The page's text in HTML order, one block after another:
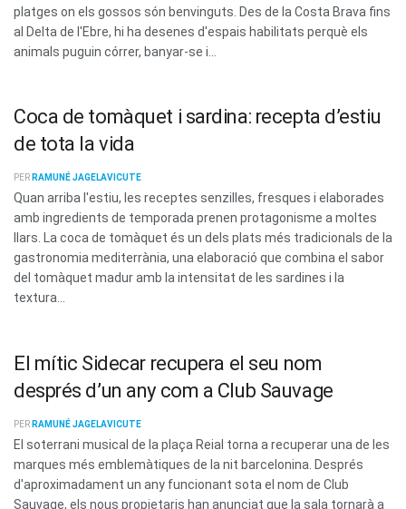
platges on els gossos són benvinguts. Des de la Costa Brava fins
al Delta de l'Ebre, hi ha desenes d'espais habilitats perquè els
animals puguin córrer, banyar-se i...
Coca de tomàquet i sardina: recepta d’estiu
de tota la vida
PER RAMUNÉ JAGELAVICUTE
Quan arriba l'estiu, les receptes senzilles, fresques i elaborades
amb ingredients de temporada prenen protagonisme a moltes
llars. La coca de tomàquet és un dels plats més tradicionals de la
gastronomia mediterrània, una elaboració que combina el sabor
del tomàquet madur amb la intensitat de les sardines i la
textura...
El mític Sidecar recupera el seu nom
després d’un any com a Club Sauvage
PER RAMUNÉ JAGELAVICUTE
El soterrani musical de la plaça Reial torna a recuperar una de les
marques més emblemàtiques de la nit barcelonina. Després
d'aproximadament un any funcionant sota el nom de Club
Sauvage, els nous propietaris han anunciat que la sala tornarà a